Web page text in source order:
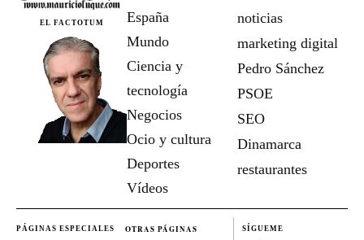
EL FACTOTUM
España
Mundo
Ciencia y
tecnología
Negocios
Ocio y cultura
Deportes
Vídeos
noticias
marketing digital
Pedro Sánchez
PSOE
SEO
Dinamarca
restaurantes
PÁGINAS ESPECIALES OTRAS PÁGINAS SÍGUEME